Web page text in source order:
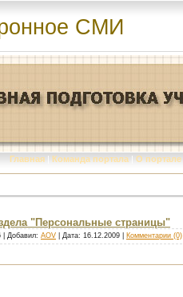
СМИ
Главная | Команда портала | О портале
"Персональные страницы"
| Добавил: AOV | Дата: 16.12.2009 Комментарии (0)